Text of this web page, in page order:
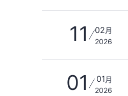
2026
02月
11
2026
01月
01